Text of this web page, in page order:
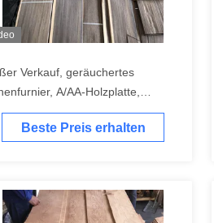
Verkauf, geräuchertes
A/AA-Holzplatte,
Furniere, dekoratives
aus Eiche, 0,3 mm,
Beste Preis erhalten